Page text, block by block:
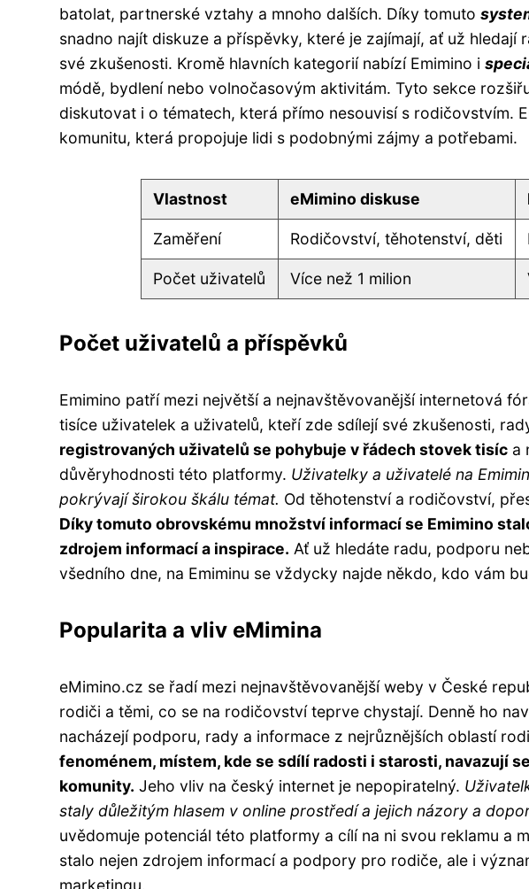
batolat, partnerské vztahy a mnoho dalších. Díky tomuto
snadno najít diskuze a příspěvky, které je zajímají, ať už
své zkušenosti. Kromě hlavních kategorií nabízí Emimino i
módě, bydlení nebo volnočasovým aktivitám. Tyto sekce
diskutovat i o tématech, která přímo nesouvisí s rodičovstvím.
komunitu, která propojuje lidi s podobnými zájmy a potřebami.
Vlastnost eMimino diskuse
Zaměření Rodičovství, těhotenství, děti
Počet uživatelů Více než 1 milion
Počet uživatelů a příspěvků
Emimino patří mezi největší a nejnavštěvovanější internetová
tisíce uživatelek a uživatelů, kteří zde sdílejí své zkušenosti,
registrovaných uživatelů se pohybuje v řádech stovek tisíc a
důvěryhodnosti této platformy. Uživatelky a uživatelé na
pokrývají širokou škálu témat. Od těhotenství a rodičovství,
Díky tomuto obrovskému množství informací se Emimino
zdrojem informací a inspirace. Ať už hledáte radu, podporu
všedního dne, na Emiminu se vždycky najde někdo, kdo vám
Popularita a vliv eMimina
eMimino.cz se řadí mezi nejnavštěvovanější weby v České
rodiči a těmi, co se na rodičovství teprve chystají. Denně ho
nacházejí podporu, rady a informace z nejrůznějších oblastí
fenoménem, místem, kde se sdílí radosti i starosti, navazují
komunity. Jeho vliv na český internet je nepopiratelný.
staly důležitým hlasem v online prostředí a jejich názory a
uvědomuje potenciál této platformy a cílí na ni svou reklamu a
stalo nejen zdrojem informací a podpory pro rodiče, ale i